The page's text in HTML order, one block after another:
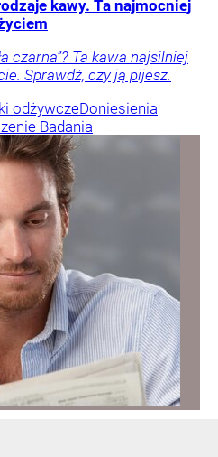
kawy. Ta najmocniej
czarna”? Ta kawa najsilniej
Sprawdź, czy ją pijesz.
odżywczeDoniesienia
Badania